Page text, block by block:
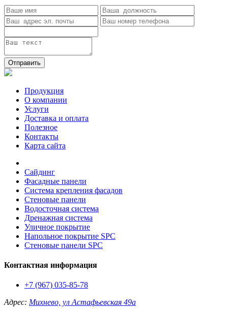
Отправить
Продукция
О компании
Услуги
Доставка и оплата
Полезное
Контакты
Карта сайта
Сайдинг
Фасадные панели
Система крепления фасадов
Стеновые панели
Водосточная система
Дренажная система
Уличное покрытие
Напольное покрытие SPC
Стеновые панели SPC
Контактная информация
+7 (967) 035-85-78
Адрес: Михнево, ул Астафьевская 49а